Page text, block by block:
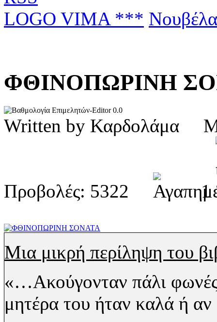
LOGO VIMA *** Νουβέλα
ΦΘΙΝΟΠΩΡΙΝΗ
0.0
Written by Καρδολάμα
Προβολές: 5322 1
Μια μικρή περίληψη του
«…Ακούγονταν πάλι
μητέρα του ήταν καλά ή